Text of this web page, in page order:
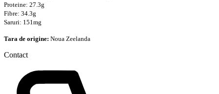
Proteine: 27.3g
Fibre: 34.3g
Saruri: 151mg
Tara de origine: Noua Zeelanda
Contact